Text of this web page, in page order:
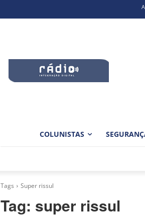
COLUNISTAS
Tags Super rissul
Tag: super rissul